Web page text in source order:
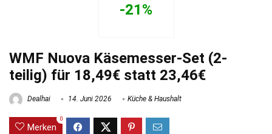
-21%
WMF Nuova Käsemesser-Set (2-
teilig) für 18,49€ statt 23,46€
Dealhai 14. Juni 2026 Küche & Haushalt
Merken
0